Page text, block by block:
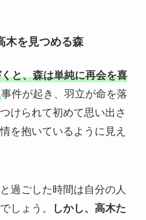
木を見つめる森
と、森は単純に再会を喜
事件が起き、羽立が命を落
けられて初めて思い出さ
を抱いているように見え
過ごした時間は自分の人
しょう。
しかし、高木た